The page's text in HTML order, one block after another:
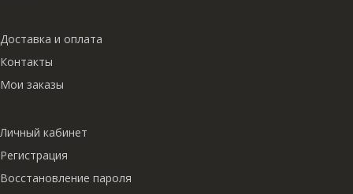
Доставка и оплата
Контакты
Мои заказы
Личный кабинет
Регистрация
Восстановление пароля